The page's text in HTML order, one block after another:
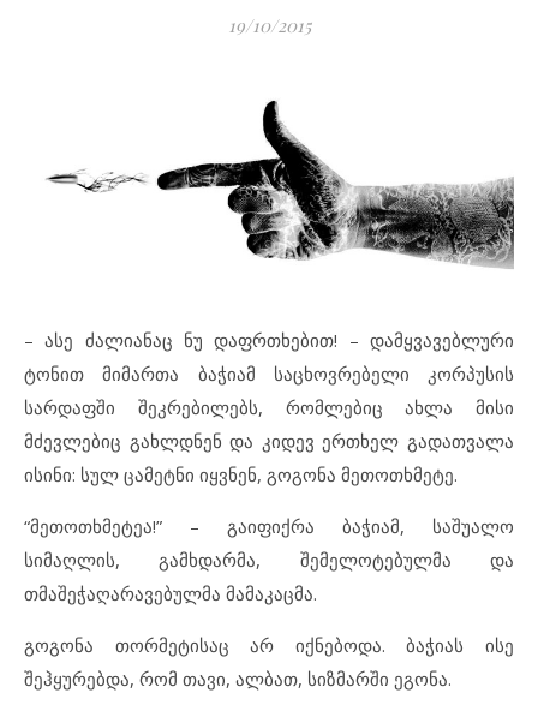
19/10/2015
– ასე ძალიანაც ნუ დაფრთხებით! – დამყვავებლური
ტონით მიმართა ბაჭიამ საცხოვრებელი კორპუსის
სარდაფში შეკრებილებს, რომლებიც ახლა მისი
მძევლებიც გახლდნენ და კიდევ ერთხელ გადათვალა
ისინი: სულ ცამეტნი იყვნენ, გოგონა მეთოთხმეტე.
“მეთოთხმეტეა!” – გაიფიქრა ბაჭიამ, საშუალო
სიმაღლის, გამხდარმა, შემელოტებულმა და
თმაშეჭაღარავებულმა მამაკაცმა.
გოგონა თორმეტისაც არ იქნებოდა. ბაჭიას ისე
შეჰყურებდა, რომ თავი, ალბათ, სიზმარში ეგონა.